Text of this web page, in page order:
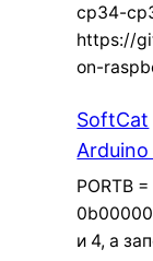
cp34-
https://
on-
SoftCat
PORTB
и 4, а